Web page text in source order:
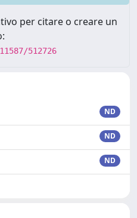
per citare o creare un
512726
ND
ND
ND